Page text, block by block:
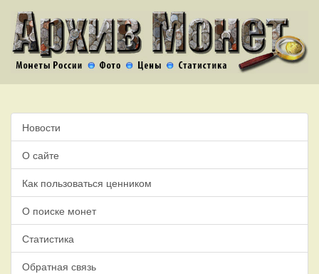
Новости
О сайте
Как пользоваться ценником
О поиске монет
Статистика
Обратная связь